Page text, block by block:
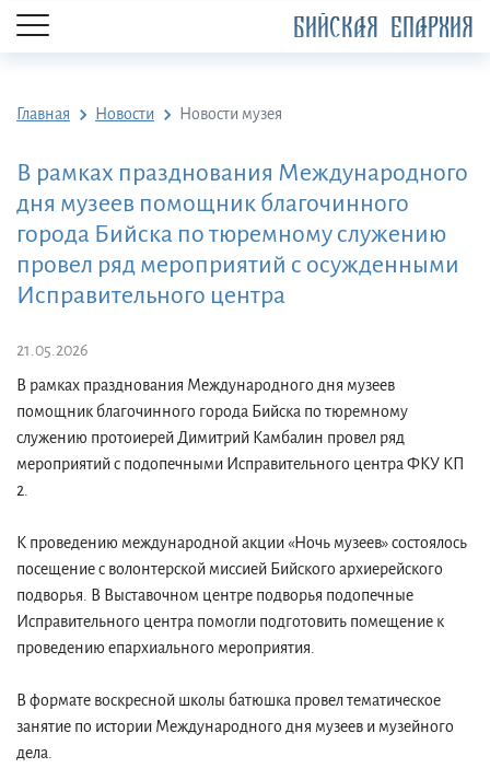
БИЙСКАЯ ЕПАРХИЯ
Главная Новости Новости музея
В рамках празднования Международного
дня музеев помощник благочинного
города Бийска по тюремному служению
провел ряд мероприятий с осужденными
Исправительного центра
21.05.2026
В рамках празднования Международного дня музеев
помощник благочинного города Бийска по тюремному
служению протоиерей Димитрий Камбалин провел ряд
мероприятий с подопечными Исправительного центра ФКУ КП
2.
К проведению международной акции «Ночь музеев» состоялось
посещение с волонтерской миссией Бийского архиерейского
подворья. В Выставочном центре подворья подопечные
Исправительного центра помогли подготовить помещение к
проведению епархиального мероприятия.
В формате воскресной школы батюшка провел тематическое
занятие по истории Международного дня музеев и музейного
дела.